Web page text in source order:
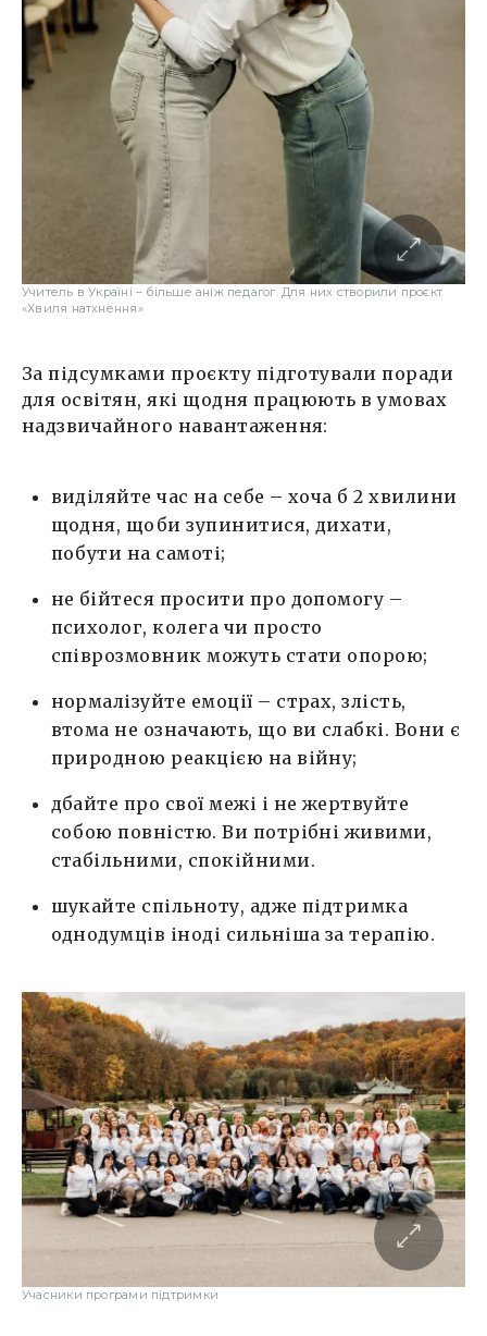
Учитель в Україні – більше аніж педагог. Для них створили проєкт
«Хвиля натхнення»
За підсумками проєкту підготували поради
для освітян, які щодня працюють в умовах
надзвичайного навантаження:
виділяйте час на себе – хоча б 2 хвилини
щодня, щоби зупинитися, дихати,
побути на самоті;
не бійтеся просити про допомогу –
психолог, колега чи просто
співрозмовник можуть стати опорою;
нормалізуйте емоції – страх, злість,
втома не означають, що ви слабкі. Вони є
природною реакцією на війну;
дбайте про свої межі і не жертвуйте
собою повністю. Ви потрібні живими,
стабільними, спокійними.
шукайте спільноту, адже підтримка
однодумців іноді сильніша за терапію.
Учасники програми підтримки